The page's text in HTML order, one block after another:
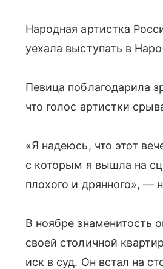
Народная артистка
уехала выступать в
Певица поблагодарила
что голос артистки
«Я надеюсь, что этот
с которым я вышла на
плохого и дрянного», —
В ноябре знаменитость
своей столичной
иск в суд. Он встал на